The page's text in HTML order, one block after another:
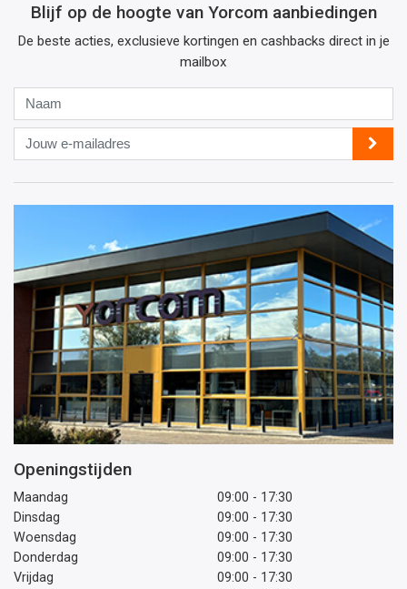
Blijf op de hoogte van Yorcom aanbiedingen
De beste acties, exclusieve kortingen en cashbacks direct in je
mailbox
Jouw
e-
mailadres
Openingstijden
Maandag
09:00 - 17:30
Dinsdag
09:00 - 17:30
Woensdag
09:00 - 17:30
Donderdag
09:00 - 17:30
Vrijdag
09:00 - 17:30